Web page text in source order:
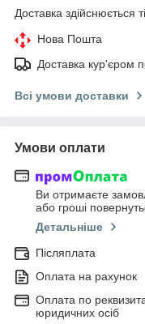
Доставка здійснюється
Нова Пошта
Доставка кур'єром
Всі умови доставки
Умови оплати
Ви отримаєте
або гроші
Детальніше
Післяплата
Оплата на рахунок
Оплата по
юридичних осіб